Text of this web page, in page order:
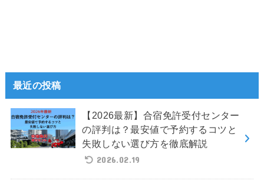
最近の投稿
【2026最新】合宿免許受付センター
の評判は？最安値で予約するコツと
失敗しない選び方を徹底解説
2026.02.19